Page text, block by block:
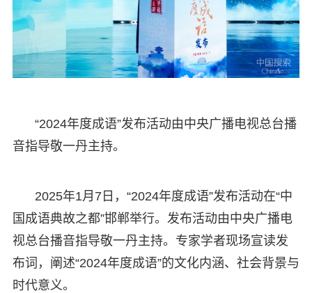
“2024年度成语”发布活动由中央广播电视总台播
音指导敬一丹主持。
2025年1月7日，“2024年度成语”发布活动在“中
国成语典故之都”邯郸举行。发布活动由中央广播电
视总台播音指导敬一丹主持。专家学者现场宣读发
布词，阐述“2024年度成语”的文化内涵、社会背景与
时代意义。